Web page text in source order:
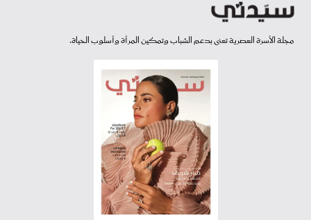
مجلة الأسرة العصرية تعنى بدعم الشباب وتمكين المرأة وأسلوب الحياة.